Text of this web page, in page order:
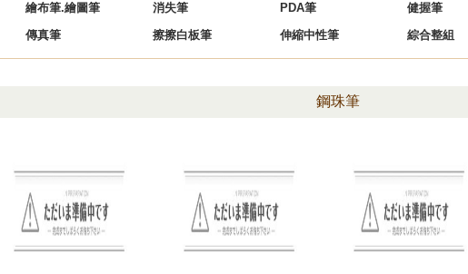
繪布筆.繪圖筆
消失筆 PDA筆 健握筆
傳真筆
擦擦白板筆 伸縮中性筆 綜合整組
鋼珠筆